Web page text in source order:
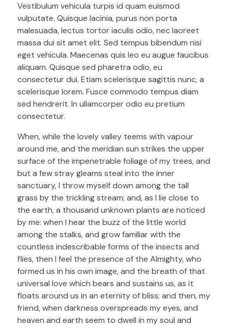
Vestibulum vehicula turpis id quam euismod
vulputate. Quisque lacinia, purus non porta
malesuada, lectus tortor iaculis odio, nec laoreet
massa dui sit amet elit. Sed tempus bibendum nisi
eget vehicula. Maecenas quis leo eu augue faucibus
aliquam. Quisque sed pharetra odio, eu
consectetur dui. Etiam scelerisque sagittis nunc, a
scelerisque lorem. Fusce commodo tempus diam
sed hendrerit. In ullamcorper odio eu pretium
consectetur.
When, while the lovely valley teems with vapour
around me, and the meridian sun strikes the upper
surface of the impenetrable foliage of my trees, and
but a few stray gleams steal into the inner
sanctuary, I throw myself down among the tall
grass by the trickling stream; and, as I lie close to
the earth, a thousand unknown plants are noticed
by me: when I hear the buzz of the little world
among the stalks, and grow familiar with the
countless indescribable forms of the insects and
flies, then I feel the presence of the Almighty, who
formed us in his own image, and the breath of that
universal love which bears and sustains us, as it
floats around us in an eternity of bliss; and then, my
friend, when darkness overspreads my eyes, and
heaven and earth seem to dwell in my soul and